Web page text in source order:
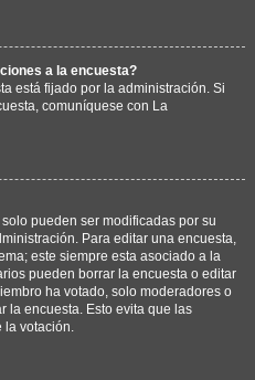
a la encuesta?
está fijado por la administración. Si
comuníquese con La
pueden ser modificadas por su
Para editar una encuesta,
este siempre esta asociado a la
pueden borrar la encuesta o editar
ha votado, solo moderadores o
la encuesta. Esto evita que las
votación.